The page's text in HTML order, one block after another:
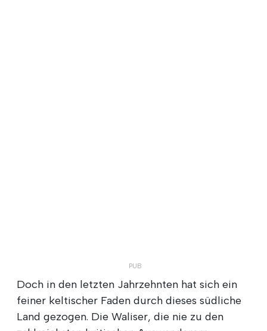
Doch in den letzten Jahrzehnten hat sich ein
feiner keltischer Faden durch dieses südliche
Land gezogen. Die Waliser, die nie zu den